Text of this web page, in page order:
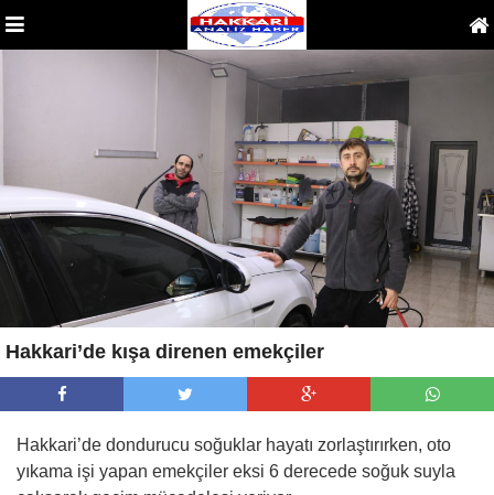
Hakkari’de kışa direnen emekçiler
Hakkari’de dondurucu soğuklar hayatı zorlaştırırken, oto
yıkama işi yapan emekçiler eksi 6 derecede soğuk suyla